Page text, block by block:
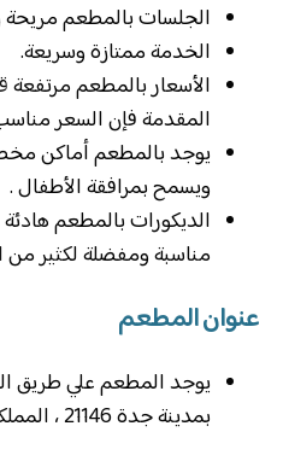
الجلسات بالمطعم مريحة
الخدمة ممتازة وسريعة.
الأسعار بالمطعم مرتفعة
المقدمة فإن السعر
‏يوجد بالمطعم أماكن
ويسمح بمرافقة الأطفال .
الديكورات بالمطعم
مناسبة ومفضلة لكثير من
عنوان المطعم
يوجد المطعم علي طريق
بمدينة جدة 21146 ، المملكة العربية السعودية.